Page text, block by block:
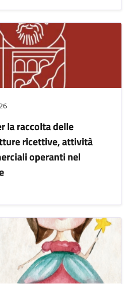
la raccolta delle
ricettive, attività
operanti nel